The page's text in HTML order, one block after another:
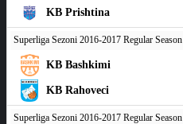
KB Prishtina
Superliga Sezoni 2016-2017 Regular Season
KB Bashkimi
KB Rahoveci
Superliga Sezoni 2016-2017 Regular Season